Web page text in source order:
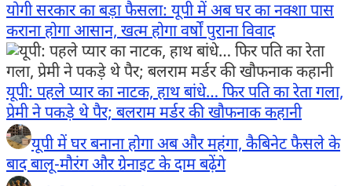
योगी सरकार का बड़ा फैसला: यूपी में अब घर का नक्शा पास
कराना होगा आसान, खत्म होगा वर्षों पुराना विवाद
यूपी: पहले प्यार का नाटक, हाथ बांधे… फिर पति का रेता गला,
प्रेमी ने पकड़े थे पैर; बलराम मर्डर की खौफनाक कहानी
यूपी में घर बनाना होगा अब और महंगा, कैबिनेट फैसले के
बाद बालू-मौरंग और ग्रेनाइट के दाम बढ़ेंगे